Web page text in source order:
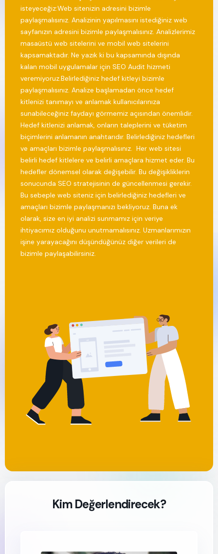
isteyeceğiz:‍Web sitenizin adresini bizimle
paylaşmalısınız. ‍Analizinin yapılmasını istediğiniz web
sayfanızın adresini bizimle paylaşmalısınız. Analizlerimiz
masaüstü web sitelerini ve mobil web sitelerini
kapsamaktadır. Ne yazık ki bu kapsamında dışında
kalan mobil uygulamalar için SEO Audit hizmeti
veremiyoruz.‍Belirlediğiniz hedef kitleyi bizimle
paylaşmalısınız. ‍Analize başlamadan önce hedef
kitlenizi tanımayı ve anlamak kullanıcılarınıza
sunabileceğiniz faydayı görmemiz açısından önemlidir.
Hedef kitlenizi anlamak, onların taleplerini ve tüketim
biçimlerini anlamanın anahtarıdır. ‍Belirlediğiniz hedefleri
ve amaçları bizimle paylaşmalısınız. ‍Her web sitesi
belirli hedef kitlelere ve belirli amaçlara hizmet eder. Bu
hedefler dönemsel olarak değişebilir. Bu değişikliklerin
sonucunda SEO stratejisinin de güncellenmesi gerekir.
Bu sebeple web siteniz için belirlediğiniz hedefleri ve
amaçları bizimle paylaşmanızı bekliyoruz. Buna ek
olarak, size en iyi analizi sunmamız için veriye
ihtiyacımız olduğunu unutmamalısınız. Uzmanlarımızın
işine yarayacağını düşündüğünüz diğer verileri de
bizimle paylaşabilirsiniz. ‍
Kim Değerlendirecek?